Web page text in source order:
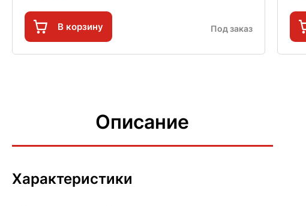
В корзину Под заказ
Описание
Характеристики